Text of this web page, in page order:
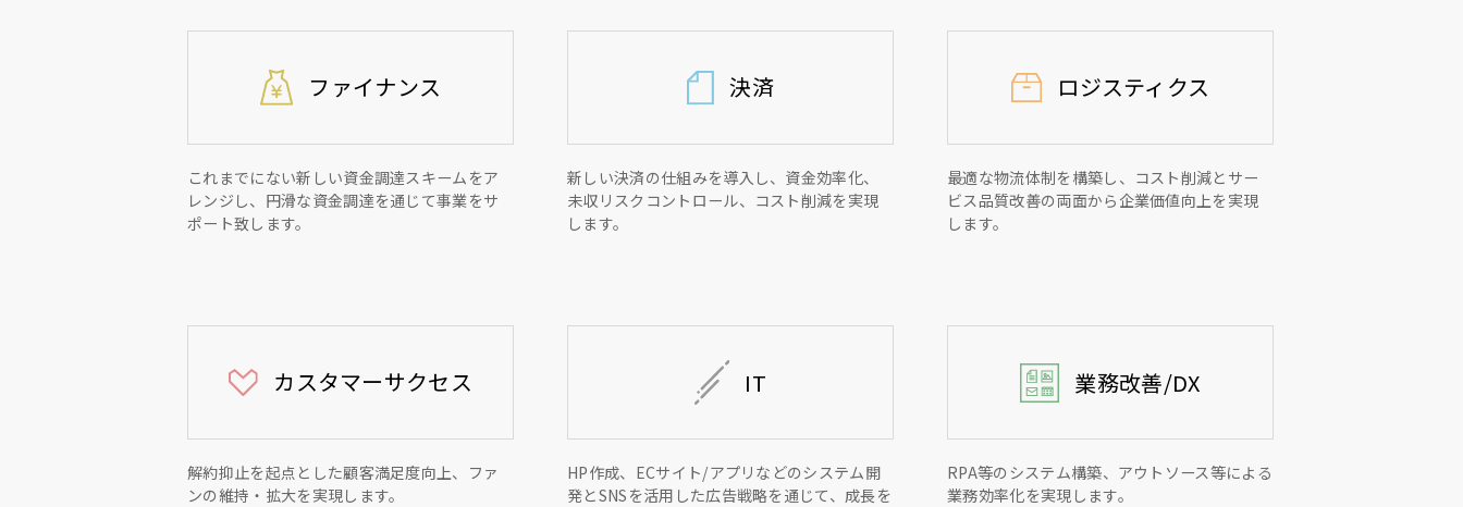
ファイナンス
これまでにない新しい資金調達スキームをア
レンジし、円滑な資金調達を通じて事業をサ
ポート致します。
決済
新しい決済の仕組みを導入し、資金効率化、
未収リスクコントロール、コスト削減を実現
します。
ロジスティクス
最適な物流体制を構築し、コスト削減とサー
ビス品質改善の両面から企業価値向上を実現
します。
カスタマーサクセス
解約抑止を起点とした顧客満足度向上、ファ
ンの維持・拡大を実現します。
IT
HP作成、ECサイト/アプリなどのシステム開
発とSNSを活用した広告戦略を通じて、成長を
業務改善/DX
RPA等のシステム構築、アウトソース等による
業務効率化を実現します。